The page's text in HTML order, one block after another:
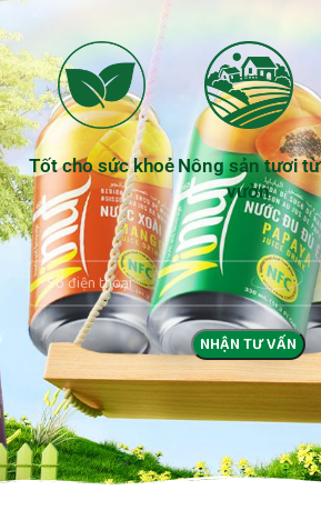
Tốt cho sức khoẻ Nông sản tươi từ
vườn